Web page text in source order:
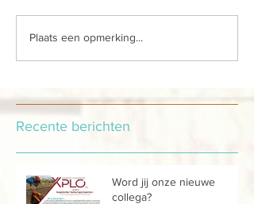
Plaats een opmerking...
Recente berichten
Word jij onze nieuwe
collega?